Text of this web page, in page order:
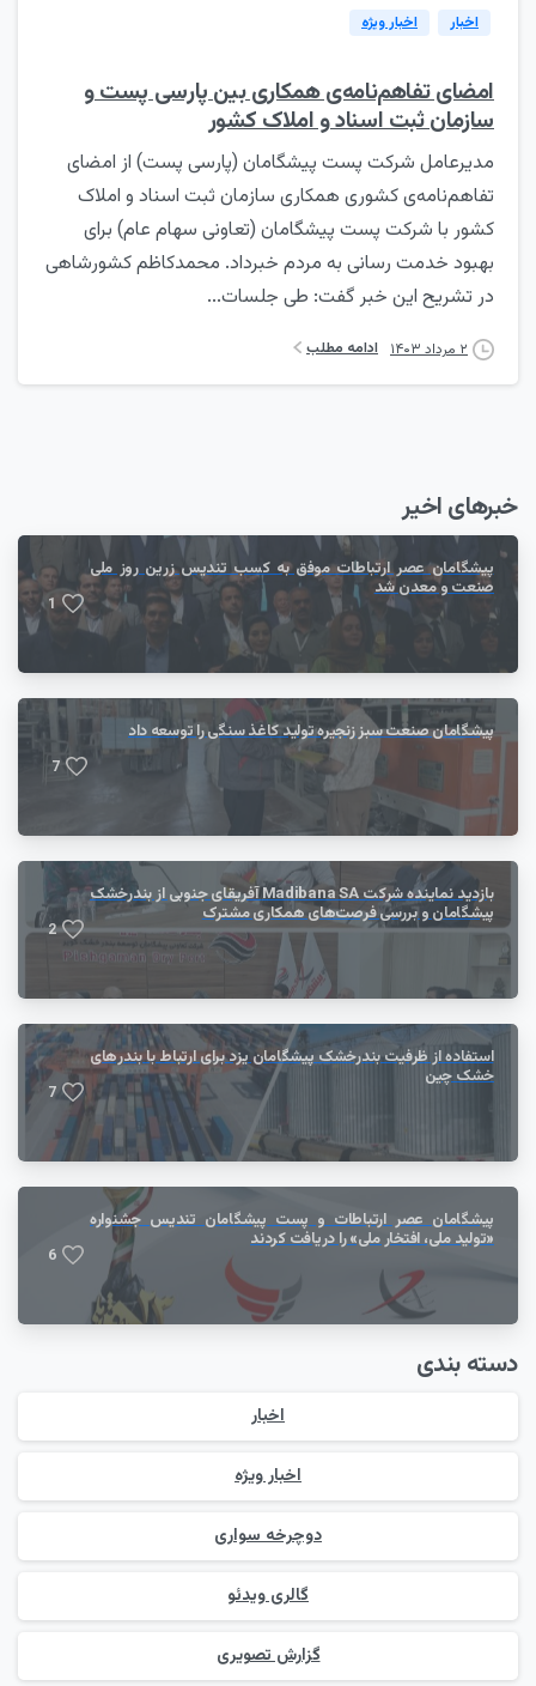
اخبار اخبار ویژه
امضای تفاهم‌نامه‌ی همکاری بین پارسی پست و
سازمان ثبت اسناد و املاک کشور
مدیرعامل شرکت پست پیشگامان (پارسی پست) از امضای
تفاهم‌نامه‌ی کشوری همکاری سازمان ثبت اسناد و املاک
کشور با شرکت پست پیشگامان (تعاونی سهام عام) برای
بهبود خدمت رسانی به مردم خبرداد. محمدکاظم کشورشاهی
در تشریح این خبر گفت: طی جلسات...
۲ مرداد ۱۴۰۳ ادامه مطلب
خبرهای اخیر
پیشگامان عصر ارتباطات موفق به کسب تندیس زرین روز ملی
صنعت و معدن شد
1
پیشگامان صنعت سبز زنجیره تولید کاغذ سنگی را توسعه داد
7
بازدید نماینده شرکت Madibana SA آفریقای جنوبی از بندرخشک
پیشگامان و بررسی فرصت‌های همکاری مشترک
2
استفاده از ظرفیت بندرخشک پیشگامان یزد برای ارتباط با بندر‌های
خشک چین
7
پیشگامان عصر ارتباطات و پست پیشگامان تندیس جشنواره
«تولید ملی، افتخار ملی» را دریافت کردند
6
دسته بندی
اخبار
اخبار ویژه
دوچرخه سواری
گالری ویدئو
گزارش تصویری